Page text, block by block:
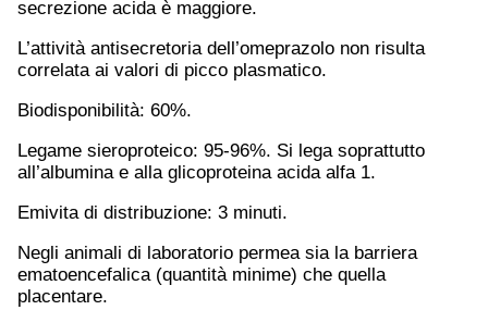
secrezione acida è maggiore.
L’attività antisecretoria dell’omeprazolo non risulta
correlata ai valori di picco plasmatico.
Biodisponibilità: 60%.
Legame sieroproteico: 95-96%. Si lega soprattutto
all’albumina e alla glicoproteina acida alfa 1.
Emivita di distribuzione: 3 minuti.
Negli animali di laboratorio permea sia la barriera
ematoencefalica (quantità minime) che quella
placentare.